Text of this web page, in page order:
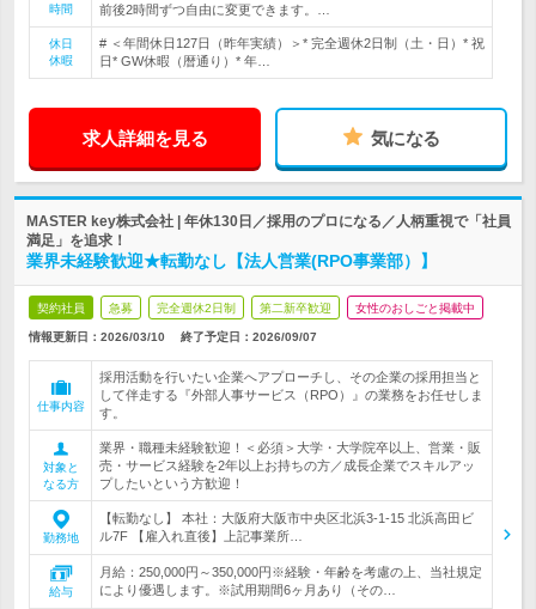
時間
前後2時間ずつ自由に変更できます。…
休日
休暇
# ＜年間休日127日（昨年実績）＞* 完全週休2日制（土・日）* 祝
日* GW休暇（暦通り）* 年…
求人詳細を見る 気になる
MASTER key株式会社 | 年休130日／採用のプロになる／人柄重視で「社員
満足」を追求！
業界未経験歓迎★転勤なし【法人営業(RPO事業部）】
契約社員 急募 完全週休2日制 第二新卒歓迎 女性のおしごと掲載中
情報更新日：2026/03/10 終了予定日： 2026/09/07
仕事内容
採用活動を行いたい企業へアプローチし、その企業の採用担当と
して伴走する『外部人事サービス（RPO）』の業務をお任せしま
す。
対象と
なる方
業界・職種未経験歓迎！＜必須＞大学・大学院卒以上、営業・販
売・サービス経験を2年以上お持ちの方／成長企業でスキルアッ
プしたいという方歓迎！
勤務地
【転勤なし】 本社：大阪府大阪市中央区北浜3-1-15 北浜高田ビ
ル7F 【雇入れ直後】上記事業所…
給与
月給：250,000円～350,000円※経験・年齢を考慮の上、当社規定
により優遇します。※試用期間6ヶ月あり（その…